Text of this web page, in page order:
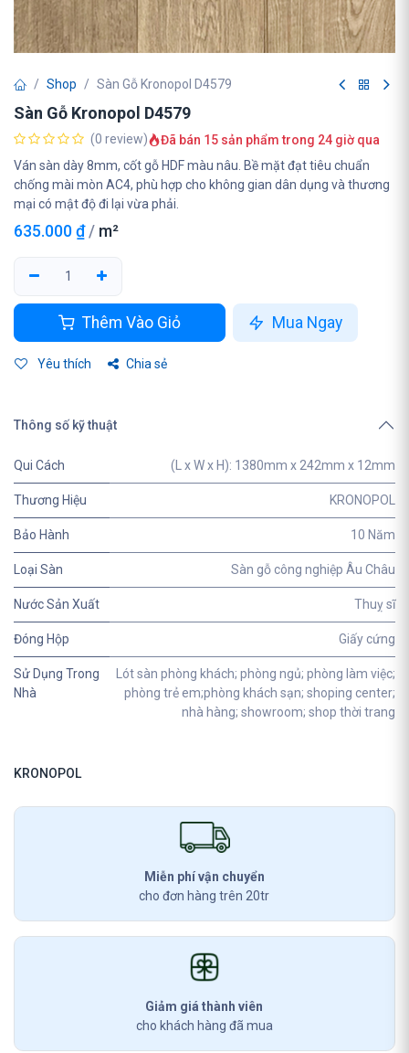
Shop Sàn Gỗ Kronopol D4579
Sàn Gỗ Kronopol D4579
(0 review)
Đã bán 15 sản phẩm trong 24 giờ qua
Ván sàn dày 8mm, cốt gỗ HDF màu nâu. Bề mặt đạt tiêu chuẩn
chống mài mòn AC4, phù hợp cho không gian dân dụng và thương
mại có mật độ đi lại vừa phải.
635.000₫ / m²
Thêm Vào Giỏ Mua Ngay
Yêu thích Chia sẻ
Thông số kỹ thuật
Qui Cách (L x W x H): 1380mm x 242mm x 12mm
Thương Hiệu KRONOPOL
Bảo Hành 10 Năm
Loại Sàn Sàn gỗ công nghiệp Âu Châu
Nước Sản Xuất Thuỵ sĩ
Đóng Hộp Giấy cứng
Sử Dụng Trong
Nhà
Lót sàn phòng khách; phòng ngủ; phòng làm việc;
phòng trẻ em;phòng khách sạn; shoping center;
nhà hàng; showroom; shop thời trang
KRONOPOL
Miễn phí vận chuyển
cho đơn hàng trên 20tr
Giảm giá thành viên
cho khách hàng đã mua